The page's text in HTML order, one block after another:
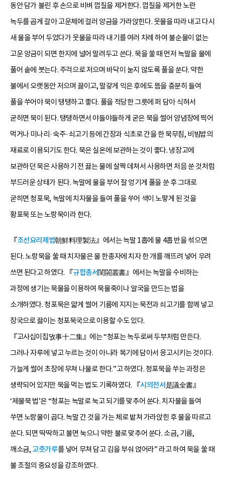
동안 담가 불린 후 손으로 비벼 껍질을 제거한다. 껍질을 제거한 노란
녹두를 곱게 갈아 고운체에 걸러 앙금을 가라앉힌다. 웃물을 따라 내고 다시
새 물을 부어 두었다가 웃물을 따라 내기를 여러 차례 하여 불순물이 없는
고운 앙금이 되면 한지에 널어 말려두고 쓴다. 묵을 쑬 때 먼저 녹말을 물에
풀어 솥에 붓는다. 주걱으로 저으며 바닥이 눋지 않도록 풀을 쑨다. 약한
불에서 오랫동안 저으며 끓이고, 말갛게 익은 후에도 뜸을 충분히 들여
풀을 쑤어야 묵이 탱탱하고 좋다. 풀을 적당한 그릇에 퍼 담아 식혀서
굳히면 묵이 된다. 탱탱하면서 야들야들하게 굳은 묵을 썰어 양념장에 찍어
먹거나 미나리·숙주·쇠고기 등에 간장과 식초로 간을 한 묵무침, 비빔밥의
재료로 이용되기도 한다. 묵은 실온에 보관하는 것이 좋다. 냉장고에
보관하던 묵은 사용하기 전 끓는 물에 살짝 데쳐서 사용하면 처음 쑨 것처럼
부드러운 상태가 된다. 녹말에 물을 부어 잘 엉기게 풀을 쑨 후 그대로
굳히면 청포묵, 녹말에 치자물을 들여 풀을 쑤어 색이 노랗게 된 것을
황포묵 또는 노랑묵이라 한다.
『조선요리제법朝鮮料理製法』에서는 녹말 1홉에 물 4홉 반을 섞으면
된다. 노랑묵을 쑬 때 치자물은 물 한종자에 치자 한 개를 깨뜨려 넣어 우려
쓰면 된다고 하였다. 『규합총서閨閤叢書』에서는 녹말을 수비하는
과정에 생기는 묵물을 이용하여 묵물죽이나 알국을 만드는 법을
소개하였다. 청포묵은 얇게 썰어 기름에 지지는 묵전과 쇠고기를 함께 넣고
장국으로 끓이는 청포묵국으로 이용할 수도 있다.
『고사십이집攷事十二集』에는 “청포는 녹두로써 두부처럼 만든다.
그러나 자루에 넣고 누르는 것이 아니라 목기에 담아서 응고시키는 것이다.
가늘게 썰어 초장에 무쳐 나물로 한다.”고 하였다. 청포묵을 쑤는 과정은
생략되어 있지만 묵을 먹는 법도 기록하였다. 『시의전서是議全書』
‘제물묵 법’은 “청포는 녹말로 눅고 되기를 맞추어 쑨다. 치자물을 들여
쑤면 노랑물이 곱다. 녹말 간 것을 가는 체로 밭쳐 가라앉힌 후 물을 따르고
쑨다. 되면 딱딱하고 불면 눅으니 약한 불로 맞추어 쑨다. 소금, 기름,
깨소금, 고춧가루를 넣어 무쳐 담고 김을 부숴 얹어라” 라고 하여 묵을 쑬 때
불 조절의 중요성을 강조하였다.